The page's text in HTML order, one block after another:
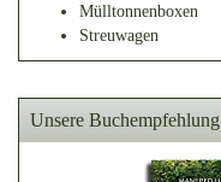
Mülltonnenboxen
Streuwagen
Unsere Buchempfehlung